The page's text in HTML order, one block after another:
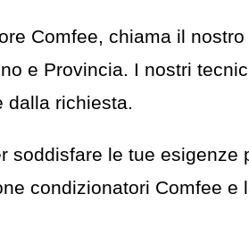
Comfee, chiama il nostro
e Provincia. I nostri
dalla richiesta.
soddisfare le tue
condizionatori Comfee